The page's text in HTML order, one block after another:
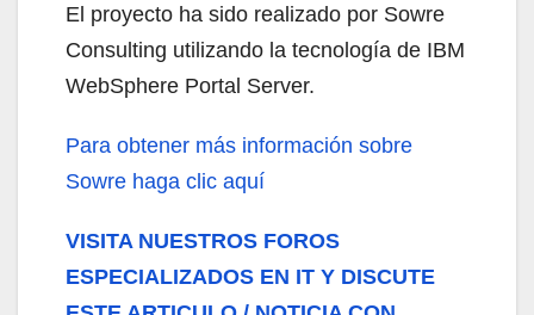
El proyecto ha sido realizado por Sowre
Consulting utilizando la tecnología de IBM
WebSphere Portal Server.
Para obtener más información sobre
Sowre haga clic aquí
VISITA NUESTROS FOROS
ESPECIALIZADOS EN IT Y DISCUTE